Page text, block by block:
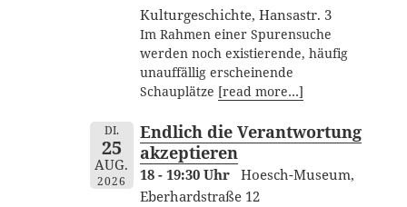
Kulturgeschichte, Hansastr. 3
Im Rahmen einer Spurensuche
werden noch existierende, häufig
unauffällig erscheinende
Schauplätze [read more…]
DI.
25
AUG.
2026
Endlich die Verantwortung
akzeptieren
18 - 19:30 Uhr
Hoesch-Museum,
Eberhardstraße 12